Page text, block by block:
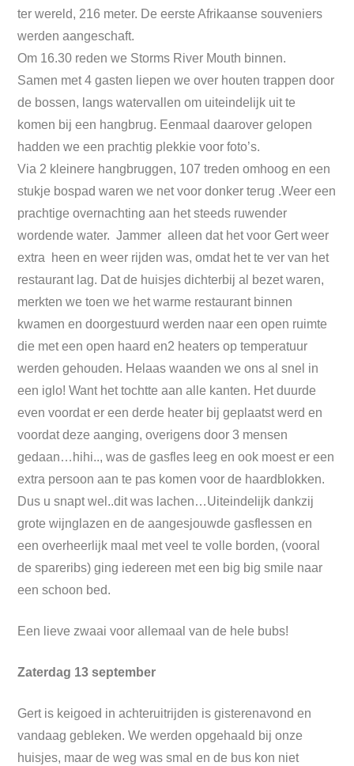
ter wereld, 216 meter. De eerste Afrikaanse souveniers
werden aangeschaft.
Om 16.30 reden we Storms River Mouth binnen.
Samen met 4 gasten liepen we over houten trappen door
de bossen, langs watervallen om uiteindelijk uit te
komen bij een hangbrug. Eenmaal daarover gelopen
hadden we een prachtig plekkie voor foto’s.
Via 2 kleinere hangbruggen, 107 treden omhoog en een
stukje bospad waren we net voor donker terug .Weer een
prachtige overnachting aan het steeds ruwender
wordende water. Jammer alleen dat het voor Gert weer
extra heen en weer rijden was, omdat het te ver van het
restaurant lag. Dat de huisjes dichterbij al bezet waren,
merkten we toen we het warme restaurant binnen
kwamen en doorgestuurd werden naar een open ruimte
die met een open haard en2 heaters op temperatuur
werden gehouden. Helaas waanden we ons al snel in
een iglo! Want het tochtte aan alle kanten. Het duurde
even voordat er een derde heater bij geplaatst werd en
voordat deze aanging, overigens door 3 mensen
gedaan…hihi.., was de gasfles leeg en ook moest er een
extra persoon aan te pas komen voor de haardblokken.
Dus u snapt wel..dit was lachen…Uiteindelijk dankzij
grote wijnglazen en de aangesjouwde gasflessen en
een overheerlijk maal met veel te volle borden, (vooral
de spareribs) ging iedereen met een big big smile naar
een schoon bed.
Een lieve zwaai voor allemaal van de hele bubs!
Zaterdag 13 september
Gert is keigoed in achteruitrijden is gisterenavond en
vandaag gebleken. We werden opgehaald bij onze
huisjes, maar de weg was smal en de bus kon niet